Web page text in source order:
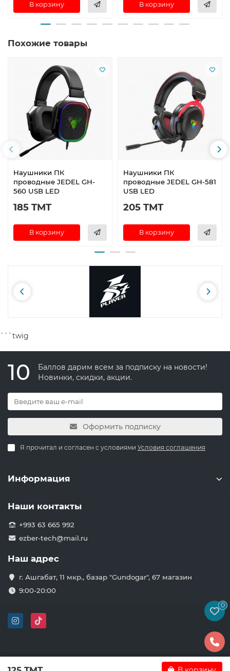
В корзину В корзину
Похожие товары
Наушники ПК
проводные JEDEL GH-
560 USB LED
185 TMT
В корзину
Наушники ПК
проводные JEDEL GH-581
USB LED
205 TMT
В корзину
```twig
10
Баллов дарим всем за подписку на новости!
Новинки, скидки, акции.
Оформить подписку
Я прочитал и согласен с условиями Условия соглашения
Информация
Наши контакты
+993 63 665 992
ezber-tech@mail.ru
Наш адрес
г. Ашгабат, 11 мкр., базар "Gundogar", 67 магазин
9:00-20:00
0